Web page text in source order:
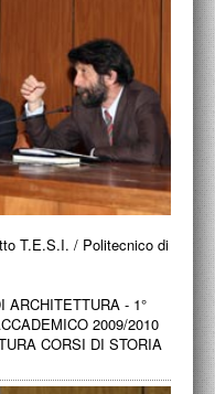
T.E.S.I. / Politecnico di
ARCHITETTURA - 1°
2009/2010
CORSI DI STORIA